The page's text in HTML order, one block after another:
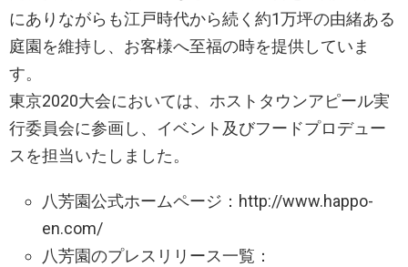
にありながらも江戸時代から続く約1万坪の由緒ある
庭園を維持し、お客様へ至福の時を提供していま
す。
東京2020大会においては、ホストタウンアピール実
行委員会に参画し、イベント及びフードプロデュー
スを担当いたしました。
八芳園公式ホームページ：http://www.happo-
en.com/
八芳園のプレスリリース一覧：